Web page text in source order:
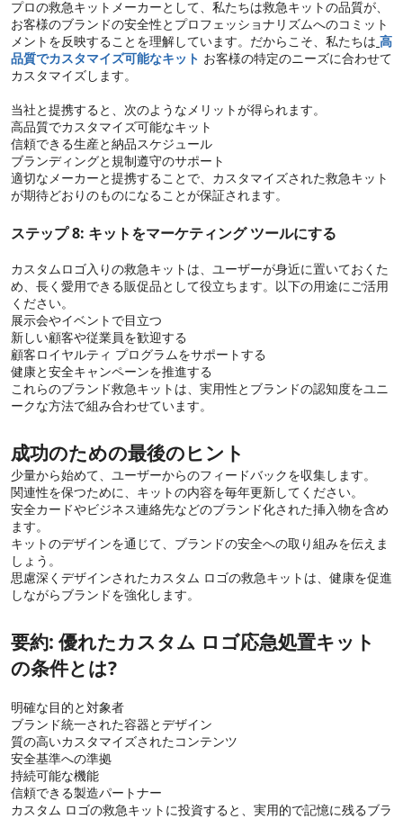
プロの救急キットメーカーとして、私たちは救急キットの品質が、
お客様のブランドの安全性とプロフェッショナリズムへのコミット
メントを反映することを理解しています。だからこそ、私たちは 高
品質でカスタマイズ可能なキット お客様の特定のニーズに合わせて
カスタマイズします。
当社と提携すると、次のようなメリットが得られます。
高品質でカスタマイズ可能なキット
信頼できる生産と納品スケジュール
ブランディングと規制遵守のサポート
適切なメーカーと提携することで、カスタマイズされた救急キット
が期待どおりのものになることが保証されます。
ステップ 8: キットをマーケティング ツールにする
カスタムロゴ入りの救急キットは、ユーザーが身近に置いておくた
め、長く愛用できる販促品として役立ちます。以下の用途にご活用
ください。
展示会やイベントで目立つ
新しい顧客や従業員を歓迎する
顧客ロイヤルティ プログラムをサポートする
健康と安全キャンペーンを推進する
これらのブランド救急キットは、実用性とブランドの認知度をユニ
ークな方法で組み合わせています。
成功のための最後のヒント
少量から始めて、ユーザーからのフィードバックを収集します。
関連性を保つために、キットの内容を毎年更新してください。
安全カードやビジネス連絡先などのブランド化された挿入物を含め
ます。
キットのデザインを通じて、ブランドの安全への取り組みを伝えま
しょう。
思慮深くデザインされたカスタム ロゴの救急キットは、健康を促進
しながらブランドを強化します。
要約: 優れたカスタム ロゴ応急処置キット
の条件とは?
明確な目的と対象者
ブランド統一された容器とデザイン
質の高いカスタマイズされたコンテンツ
安全基準への準拠
持続可能な機能
信頼できる製造パートナー
カスタム ロゴの救急キットに投資すると、実用的で記憶に残るブラ